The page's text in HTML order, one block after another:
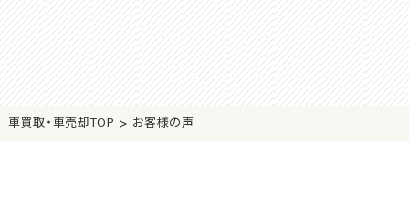
車買取・車売却TOP > お客様の声